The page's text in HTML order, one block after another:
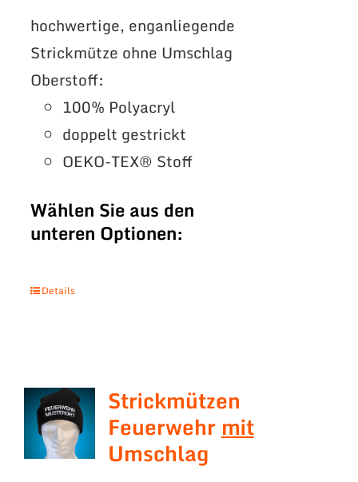
hochwertige, enganliegende
Strickmütze ohne Umschlag
Oberstoff:
100% Polyacryl
doppelt gestrickt
OEKO-TEX® Stoff
Wählen Sie aus den
unteren Optionen:
Details
Strickmützen
Feuerwehr mit
Umschlag